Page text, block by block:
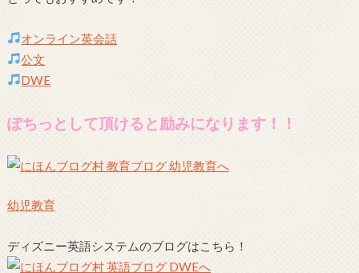
オンライン英会話
公文
DWE
ぽちっとして頂けると励みになります！！
幼児教育
ディズニー英語システムのブログはこちら！